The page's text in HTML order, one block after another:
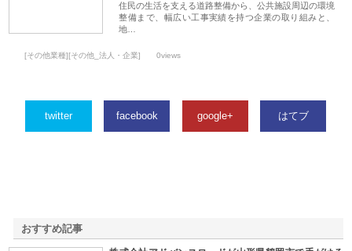
住民の生活を支える道路整備から、公共施設周辺の環境
整備まで、幅広い工事実績を持つ企業の取り組みと、
地…
[その他業種][その他_法人・企業] 0views
twitter facebook google+ はてブ
おすすめ記事